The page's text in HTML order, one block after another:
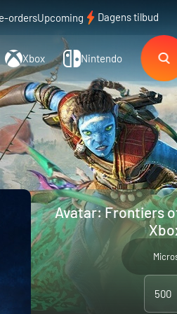
ordersUpcoming Dagens tilbud
Xbox Nintendo
Avatar: Frontiers
500